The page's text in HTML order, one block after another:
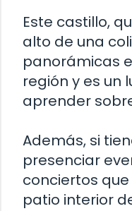
Este castillo,
alto de una
panorámicas
región y es un
aprender
Además, si
presenciar
conciertos
patio interior